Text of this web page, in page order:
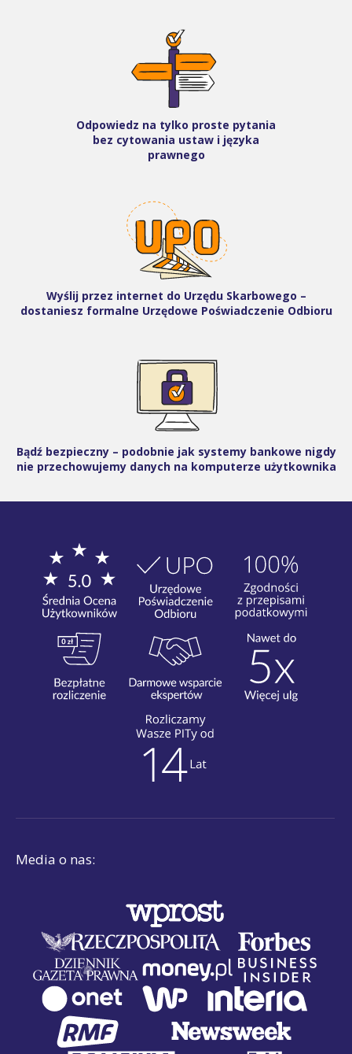
Odpowiedz na tylko proste pytania
bez cytowania ustaw i języka
prawnego
Wyślij przez internet do Urzędu Skarbowego –
dostaniesz formalne Urzędowe Poświadczenie Odbioru
Bądź bezpieczny – podobnie jak systemy bankowe nigdy
nie przechowujemy danych na komputerze użytkownika
Media o nas: